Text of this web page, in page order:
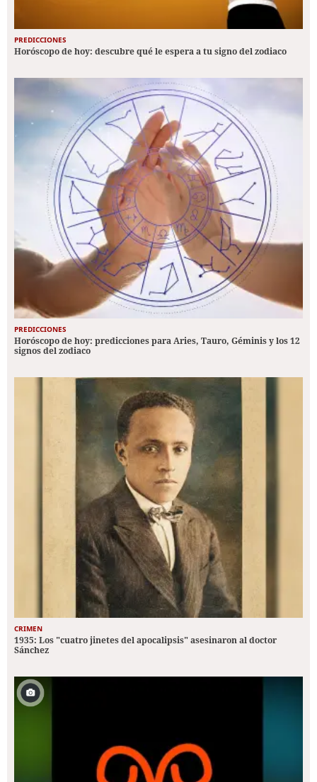
PREDICCIONES
Horóscopo de hoy: descubre qué le espera a tu signo del zodiaco
PREDICCIONES
Horóscopo de hoy: predicciones para Aries, Tauro, Géminis y los 12
signos del zodiaco
CRIMEN
1935: Los "cuatro jinetes del apocalipsis" asesinaron al doctor
Sánchez